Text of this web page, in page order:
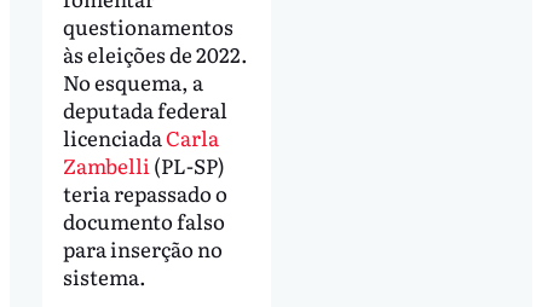
questionamentos
às eleições de 2022.
No esquema, a
deputada federal
licenciadaCarla
Zambelli(PL-SP)
teria repassado o
documento falso
para inserção no
sistema.